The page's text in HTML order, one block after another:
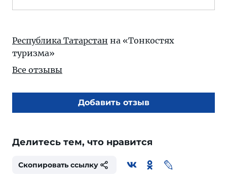
Республика Татарстан на «Тонкостях
туризма»
Все отзывы
Добавить отзыв
Делитесь тем, что нравится
Скопировать ссылку